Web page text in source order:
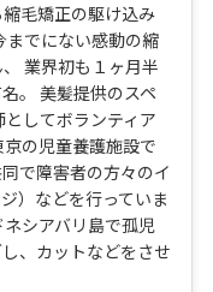
毛矯正の駆け込み
までにない感動の縮
業界初も１ヶ月半
。 美髪提供のスペ
してボランティア
の児童養護施設で
で障害者の方々のイ
）などを行っていま
シアバリ島で孤児
、カットなどをさせ